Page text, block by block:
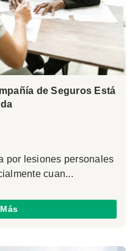
de Seguros Está
por lesiones personales
cuan...